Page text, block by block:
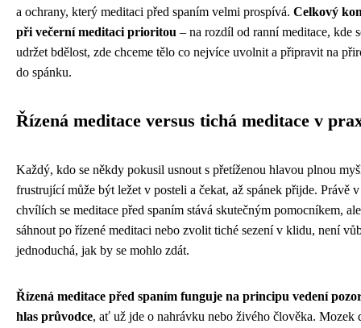
a ochrany, který meditaci před spaním velmi prospívá. Celkový
při večerní meditaci prioritou – na rozdíl od ranní meditace, kde
udržet bdělost, zde chceme tělo co nejvíce uvolnit a připravit na
do spánku.
Řízená meditace versus tichá meditace v
Každý, kdo se někdy pokusil usnout s přetíženou hlavou plnou
frustrující může být ležet v posteli a čekat, až spánek přijde. Právě
chvílích se meditace před spaním stává skutečným pomocníkem,
sáhnout po řízené meditaci nebo zvolit tiché sezení v klidu, není
jednoduchá, jak by se mohlo zdát.
Řízená meditace před spaním funguje na principu vedení
hlas průvodce, ať už jde o nahrávku nebo živého člověka. Mozek